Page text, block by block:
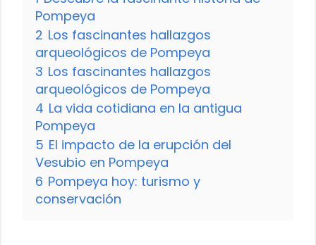
Pompeya
2 Los fascinantes hallazgos
arqueológicos de Pompeya
3 Los fascinantes hallazgos
arqueológicos de Pompeya
4 La vida cotidiana en la antigua
Pompeya
5 El impacto de la erupción del
Vesubio en Pompeya
6 Pompeya hoy: turismo y
conservación